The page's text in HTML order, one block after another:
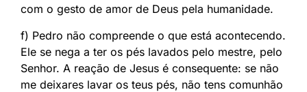
com o gesto de amor de Deus pela humanidade.
f) Pedro não compreende o que está acontecendo.
Ele se nega a ter os pés lavados pelo mestre, pelo
Senhor. A reação de Jesus é consequente: se não
me deixares lavar os teus pés, não tens comunhão